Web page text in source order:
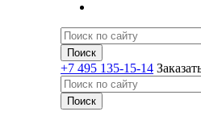
+7 495 135-15-14